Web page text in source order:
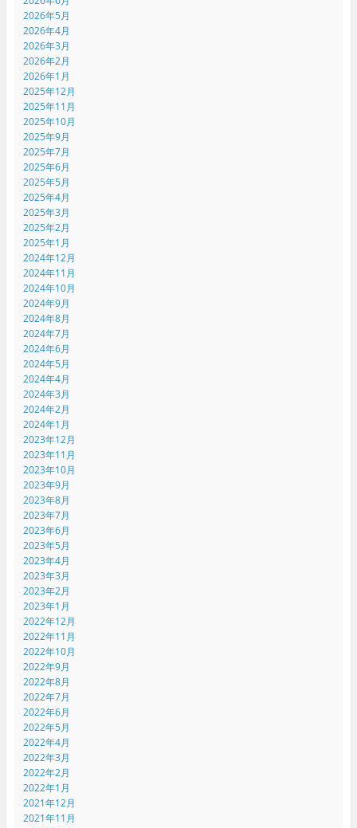
2026年5月
2026年4月
2026年3月
2026年2月
2026年1月
2025年12月
2025年11月
2025年10月
2025年9月
2025年7月
2025年6月
2025年5月
2025年4月
2025年3月
2025年2月
2025年1月
2024年12月
2024年11月
2024年10月
2024年9月
2024年8月
2024年7月
2024年6月
2024年5月
2024年4月
2024年3月
2024年2月
2024年1月
2023年12月
2023年11月
2023年10月
2023年9月
2023年8月
2023年7月
2023年6月
2023年5月
2023年4月
2023年3月
2023年2月
2023年1月
2022年12月
2022年11月
2022年10月
2022年9月
2022年8月
2022年7月
2022年6月
2022年5月
2022年4月
2022年3月
2022年2月
2022年1月
2021年12月
2021年11月